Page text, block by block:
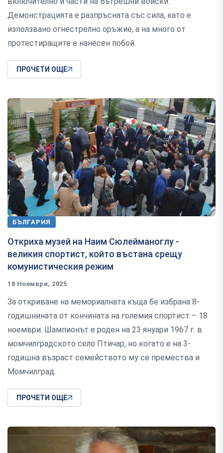
Демонстрацията е разпръсната със сила, като е
използвано огнестрелно оръжие, а на много от
протестиращите е нанесен побой.
ПРОЧЕТИ ОЩЕ
БЪЛГАРИЯ
Откриха музей на Наим Сюлейманоглу -
великия спортист, който въстана срещу
комунистическия режим
18 Ноември, 2025
За откриване на мемориалната къща бе избрана 8-
годишнината от кончината на големия спортист – 18
ноември. Шампионът е роден на 23 януари 1967 г. в
момчилградското село Птичар, но когато е на 3-
годишна възраст семейството му се премества и
Момчилград.
ПРОЧЕТИ ОЩЕ